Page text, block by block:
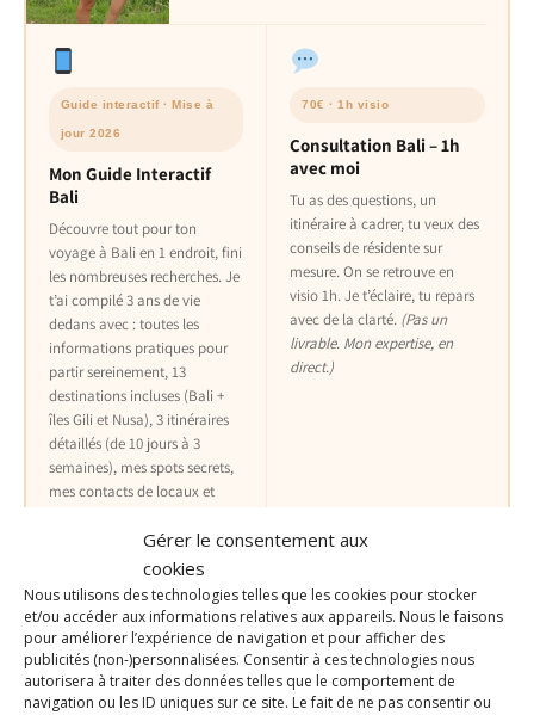
Gérer le consentement aux
cookies
Nous utilisons des technologies telles que les cookies pour stocker
et/ou accéder aux informations relatives aux appareils. Nous le faisons
pour améliorer l’expérience de navigation et pour afficher des
publicités (non-)personnalisées. Consentir à ces technologies nous
autorisera à traiter des données telles que le comportement de
navigation ou les ID uniques sur ce site. Le fait de ne pas consentir ou
Guide interactif · Mise à
jour 2026
Mon Guide Interactif
Bali
Découvre tout pour ton
voyage à Bali en 1 endroit, fini
les nombreuses recherches. Je
t’ai compilé 3 ans de vie
dedans avec : toutes les
informations pratiques pour
partir sereinement, 13
destinations incluses (Bali +
îles Gili et Nusa), 3 itinéraires
détaillés (de 10 jours à 3
semaines), mes spots secrets,
mes contacts de locaux et
faut pour partir autonome et
vivre Bali à ton rythme.
BONUS : Ma Maps de Bali
avec +500 adresses testées et
approuvées
Découvrir le guide
70€ · 1h visio
Consultation Bali – 1h
avec moi
Tu as des questions, un
itinéraire à cadrer, tu veux des
conseils de résidente sur
mesure. On se retrouve en
visio 1h. Je t’éclaire, tu repars
avec de la clarté. (Pas un
livrable. Mon expertise, en
direct.)
BONUS : Mon guide de Bali
à -50%
Réserver ma